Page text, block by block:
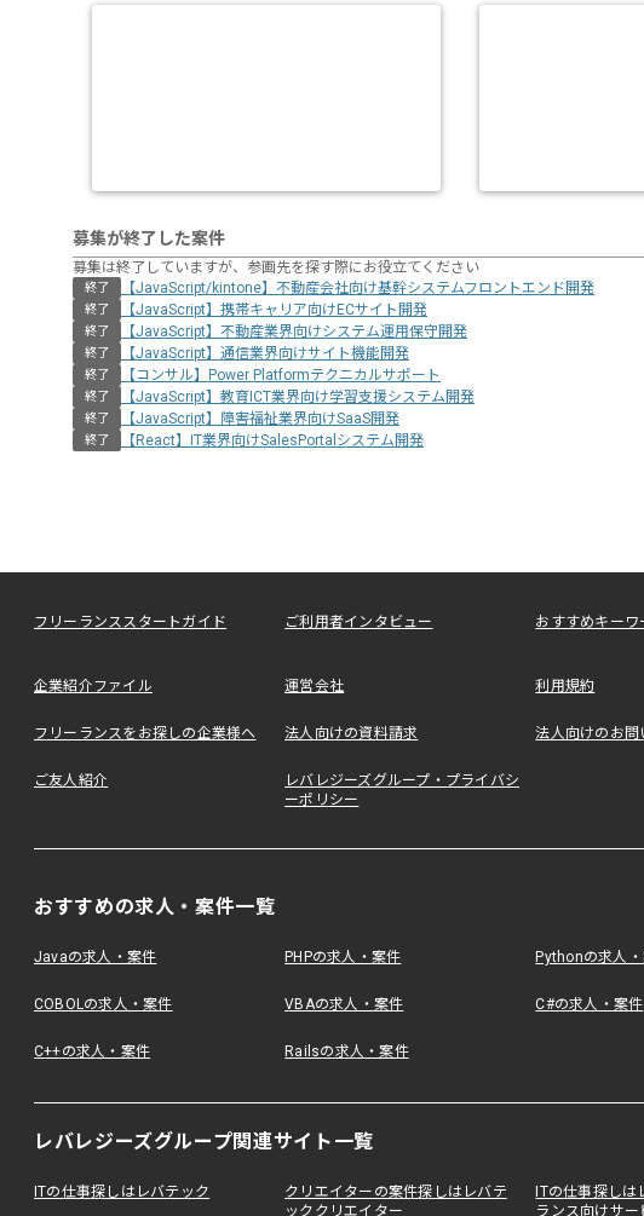
募集が終了した案件
募集は終了していますが、参画先を探す際にお役立てください
終了 【JavaScript/kintone】不動産会社向け基幹システムフロントエンド開発
終了 【JavaScript】携帯キャリア向けECサイト開発
終了 【JavaScript】不動産業界向けシステム運用保守開発
終了 【JavaScript】通信業界向けサイト機能開発
終了 【コンサル】Power Platformテクニカルサポート
終了 【JavaScript】教育ICT業界向け学習支援システム開発
終了 【JavaScript】障害福祉業界向けSaaS開発
終了 【React】IT業界向けSalesPortalシステム開発
フリーランススタートガイド ご利用者インタビュー おすすめキーワ
企業紹介ファイル 運営会社 利用規約
フリーランスをお探しの企業様へ 法人向けの資料請求 法人向けのお問
ご友人紹介
レバレジーズグループ・プライバシ
ーポリシー
おすすめの求人・案件一覧
Javaの求人・案件 PHPの求人・案件 Pythonの求人
COBOLの求人・案件 VBAの求人・案件 C#の求人・案件
C++の求人・案件 Railsの求人・案件
レバレジーズグループ関連サイト一覧
ITの仕事探しはレバテック
クリエイターの案件探しはレバテ
ッククリエイター
ITの仕事探しは
ランス向けサー